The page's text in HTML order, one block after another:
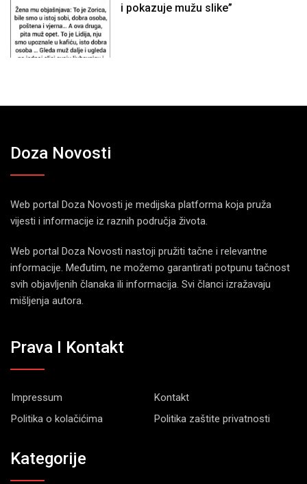
i pokazuje mužu slike”
Doza Novosti
Web portal Doza Novosti je medijska platforma koja pruža
vijesti i informacije iz raznih područja života.
Web portal Doza Novosti nastoji pružiti tačne i relevantne
informacije. Međutim, ne možemo garantirati potpunu tačnost
svih objavljenih članaka ili informacija. Svi članci izražavaju
mišljenja autora.
Prava I Kontakt
Impressum
Kontakt
Politika o kolačićima
Politika zaštite privatnosti
Kategorije